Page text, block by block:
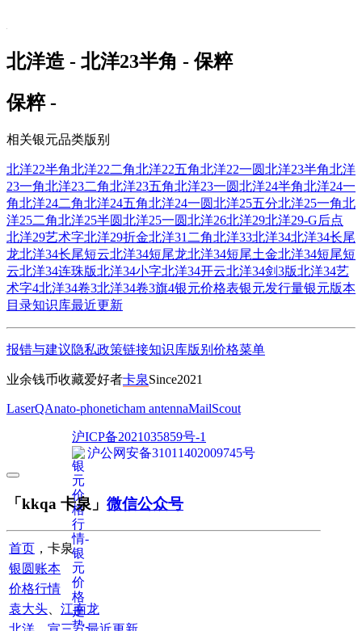
北洋造 - 北洋23半角 - 保粹
保粹 -
相关银元品类版别
北洋22半角北洋22二角北洋22五角北洋22一圆北洋23半角北洋
23一角北洋23二角北洋23五角北洋23一圆北洋24半角北洋24一
角北洋24二角北洋24五角北洋24一圆北洋25五分北洋25一角北
洋25二角北洋25半圆北洋25一圆北洋26北洋29北洋29-G后点
北洋29艺术字北洋29折金北洋31二角北洋33北洋34北洋34长尾
龙北洋34长尾短云北洋34短尾龙北洋34短尾土金北洋34短尾短
云北洋34连珠版北洋34小字北洋34开云北洋34剑3版北洋34艺
术字4北洋34卷3北洋34卷3旗4银元价格表银元发行量银元版本
目录知识库最近更新
报错与建议隐私政策链接知识库版别 价格菜单
业余钱币收藏爱好者卡泉Since2021
LaserQAnato-phoneticham antennaMailScout
沪ICP备2021035859号-1
沪公网安备31011402009745号
「kkqa 卡泉」 微信公众号
首页 ，卡泉
银圆账本
价格行情
袁大头
江南龙